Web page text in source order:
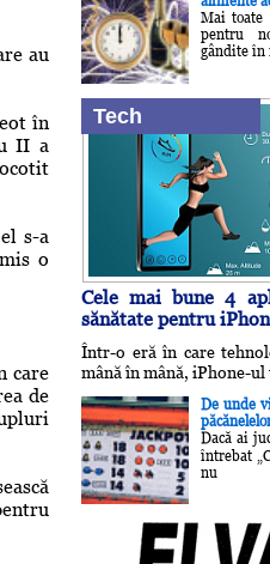
au
în
II a
s-a
o
care
de
Mai toate
pentru
gândite în
Tech
Cele mai bune 4
sănătate pentru
Într-o eră în care
mână în mână, iPhone-ul
De unde
Dacă ai
întrebat
nu